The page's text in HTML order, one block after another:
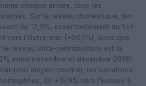
chaque année, tous les
Sur le réseau domestique, les
de 12,9%, essentiellement du fait
vers l’Outre-mer (+36,1%), alors que
le réseau intra-métropolitain est la
entre novembre et décembre 2018).
moyen-courrier, les variations
de +15,9% vers l’Europe à